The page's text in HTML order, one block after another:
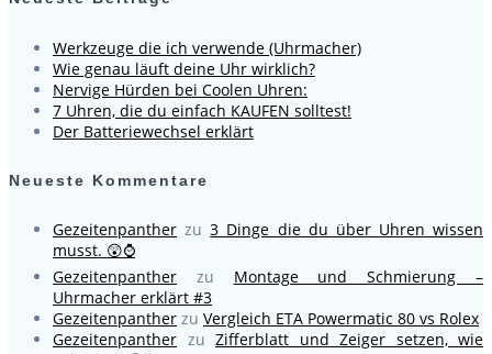
Werkzeuge die ich verwende (Uhrmacher)
Wie genau läuft deine Uhr wirklich?
Nervige Hürden bei Coolen Uhren:
7 Uhren, die du einfach KAUFEN solltest!
Der Batteriewechsel erklärt
Neueste Kommentare
Gezeitenpanther zu3 Dinge die du über Uhren wissen
musst. 😲⌚
Gezeitenpanther zu Montage und Schmierung –
Uhrmacher erklärt #3
Gezeitenpanther zu Vergleich ETA Powermatic 80 vs Rolex
Gezeitenpanther zu Zifferblatt und Zeiger setzen, wie